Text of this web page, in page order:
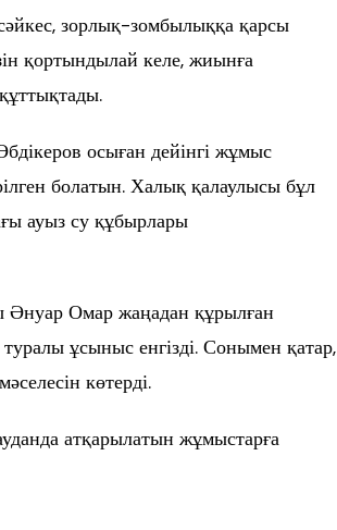
зорлық-зомбылыққа қарсы
қортындылай келе, жиынға
осыған дейінгі жұмыс
болатын. Халық қалаулысы бұл
ауыз су құбырлары
Әнуар Омар жаңадан құрылған
ұсыныс енгізді. Сонымен қатар,
көтерді.
атқарылатын жұмыстарға